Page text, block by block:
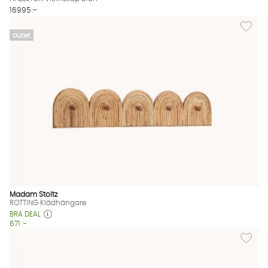
16995 :-
Outlet
Lägg
Madam Stoltz
ROTTING Klädhängare
BRA DEAL
671 :-
Lägg